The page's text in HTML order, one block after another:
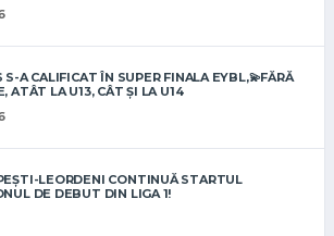
S-A CALIFICAT ÎN SUPER FINALA EYBL,💫FĂRĂ
ATÂT LA U13, CÂT ȘI LA U14
LEORDENI CONTINUĂ STARTUL
DE DEBUT DIN LIGA 1!